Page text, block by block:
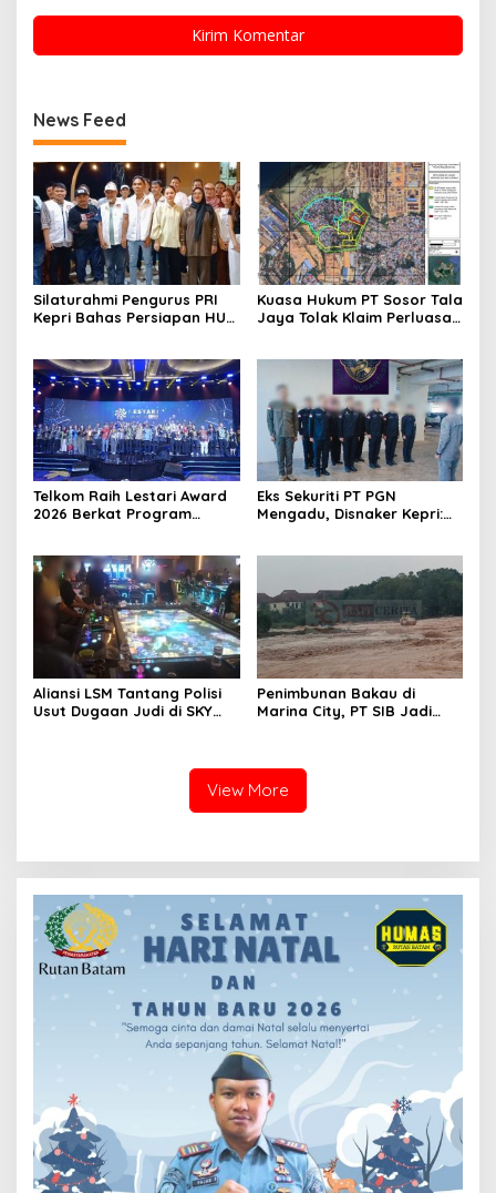
News Feed
Silaturahmi Pengurus PRI
Kepri Bahas Persiapan HUT
Kuasa Hukum PT Sosor Tala
Jaya Tolak Klaim Perluasan
Telkom Raih Lestari Award
2026 Berkat Program
Eks Sekuriti PT PGN
Mengadu, Disnaker Kepri:
Aliansi LSM Tantang Polisi
Usut Dugaan Judi di SKY
Penimbunan Bakau di
Marina City, PT SIB Jadi
View More